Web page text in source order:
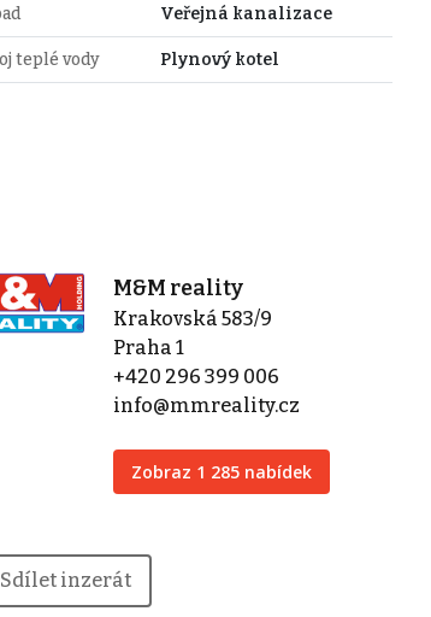
Veřejná kanalizace
teplé vody Plynový kotel
M&M reality
Krakovská 583/9
Praha 1
+420 296 399 006
info@mmreality.cz
Zobraz 1 285 nabídek
Sdílet inzerát